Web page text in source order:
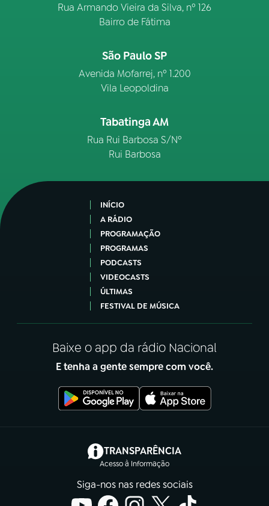
Rua Armando Vieira da Silva, nº 126
Bairro de Fátima
São Paulo SP
Avenida Mofarrej, nº 1.200
Vila Leopoldina
Tabatinga AM
Rua Rui Barbosa S/Nº
Rui Barbosa
INÍCIO
A RÁDIO
PROGRAMAÇÃO
PROGRAMAS
PODCASTS
VIDEOCASTS
ÚLTIMAS
FESTIVAL DE MÚSICA
Baixe o app da rádio Nacional
E tenha a gente sempre com você.
TRANSPARÊNCIA
Acesso à Informação
(abre em nova aba)
Siga-nos nas redes sociais